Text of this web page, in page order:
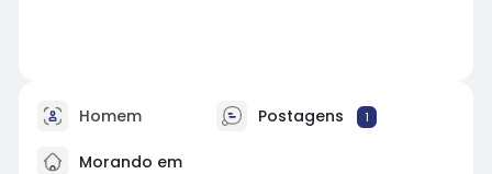
Homem Postagens 1
Morando em